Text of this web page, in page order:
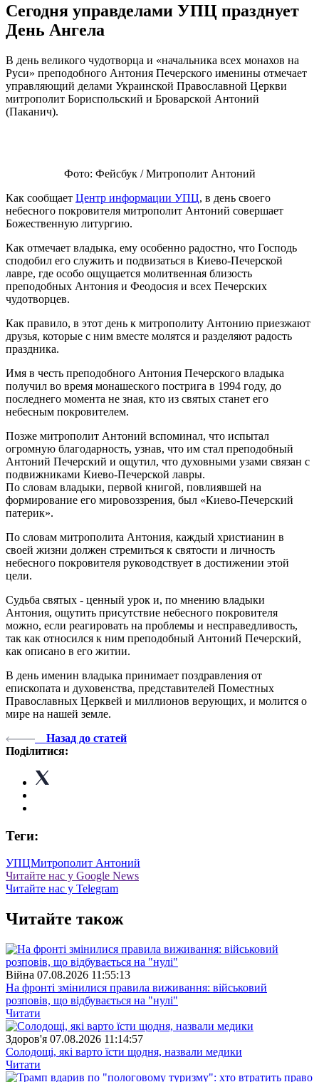
Сегодня управделами УПЦ празднует
День Ангела
В день великого чудотворца и «начальника всех монахов на
Руси» преподобного Антония Печерского именины отмечает
управляющий делами Украинской Православной Церкви
митрополит Бориспольский и Броварской Антоний
(Паканич).
Фото: Фейсбук / Митрополит Антоний
Как сообщает Центр информации УПЦ, в день своего
небесного покровителя митрополит Антоний совершает
Божественную литургию.
Как отмечает владыка, ему особенно радостно, что Господь
сподобил его служить и подвизаться в Киево-Печерской
лавре, где особо ощущается молитвенная близость
преподобных Антония и Феодосия и всех Печерских
чудотворцев.
Как правило, в этот день к митрополиту Антонию приезжают
друзья, которые с ним вместе молятся и разделяют радость
праздника.
Имя в честь преподобного Антония Печерского владыка
получил во время монашеского пострига в 1994 году, до
последнего момента не зная, кто из святых станет его
небесным покровителем.
Позже митрополит Антоний вспоминал, что испытал
огромную благодарность, узнав, что им стал преподобный
Антоний Печерский и ощутил, что духовными узами связан с
подвижниками Киево-Печерской лавры.
По словам владыки, первой книгой, повлиявшей на
формирование его мировоззрения, был «Киево-Печерский
патерик».
По словам митрополита Антония, каждый христианин в
своей жизни должен стремиться к святости и личность
небесного покровителя руководствует в достижении этой
цели.
Судьба святых - ценный урок и, по мнению владыки
Антония, ощутить присутствие небесного покровителя
можно, если реагировать на проблемы и несправедливость,
так как относился к ним преподобный Антоний Печерский,
как описано в его житии.
В день именин владыка принимает поздравления от
епископата и духовенства, представителей Поместных
Православных Церквей и миллионов верующих, и молится о
мире на нашей земле.
Назад до статей
Поділитися:
Теги:
УПЦМитрополит Антоний
Читайте нас у Google News
Читайте нас у Telegram
Читайте також
Війна 07.08.2026 11:55:13
На фронті змінилися правила виживання: військовий
розповів, що відбувається на "нулі"
Читати
Здоров'я 07.08.2026 11:14:57
Солодощі, які варто їсти щодня, назвали медики
Читати